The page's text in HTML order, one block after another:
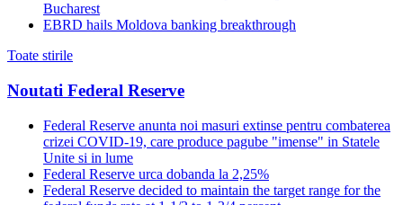
Bucharest
EBRD hails Moldova banking breakthrough
Toate stirile
Noutati Federal Reserve
Federal Reserve anunta noi masuri extinse pentru combaterea
crizei COVID-19, care produce pagube "imense" in Statele
Unite si in lume
Federal Reserve urca dobanda la 2,25%
Federal Reserve decided to maintain the target range for the